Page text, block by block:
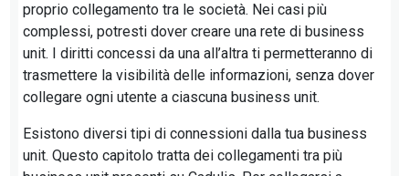
proprio collegamento tra le società. Nei casi più
complessi, potresti dover creare una rete di business
unit. I diritti concessi da una all’altra ti permetteranno di
trasmettere la visibilità delle informazioni, senza dover
collegare ogni utente a ciascuna business unit.
Esistono diversi tipi di connessioni dalla tua business
unit. Questo capitolo tratta dei collegamenti tra più